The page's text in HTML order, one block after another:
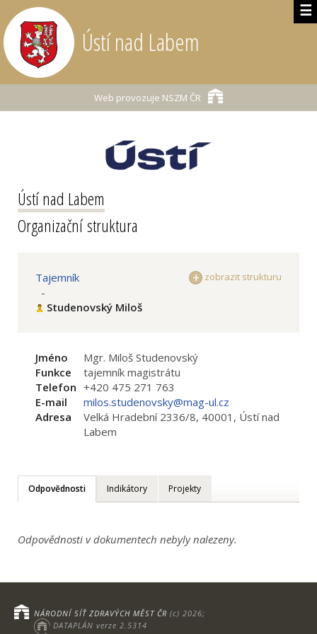
☰
Ústí nad Labem
Web provozuje NSZM ČR
Ústí nad Labem
Organizační struktura
zobrazit strukturu
Tajemník
-
Studenovský Miloš
Jméno
Mgr. Miloš Studenovský
Funkce
tajemník magistrátu
Telefon +420 475 271 763
E-mail
milos.studenovsky@mag-ul.cz
Adresa
Velká Hradební 2336/8, 40001, Ústí nad
Labem
Odpovědnosti Indikátory Projekty
Odpovědnosti v dokumentech nebyly nalezeny.
NÁRODNÍ SÍŤ ZDRAVÝCH MĚST ČR (c) 2026;
DATAPLÁN verze 2.5314